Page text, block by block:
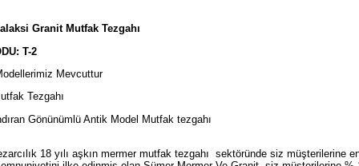
Granit Mutfak Tezgahı
T-2
Mevcuttur
Tezgahı
Gönünümlü Antik Model Mutfak tezgahı
18 yılı aşkın mermer mutfak tezgahı sektöründe siz müşterilerine